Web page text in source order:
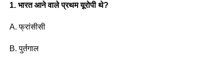
1. भारत आने वाले प्रथम यूरोपी थे?
A. फ्रांसीसी
B. पुर्तगाल